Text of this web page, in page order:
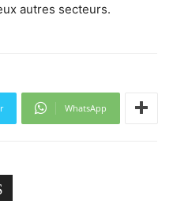
autres secteurs.
WhatsApp